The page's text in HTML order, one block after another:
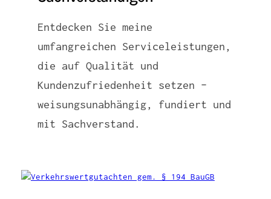
Entdecken Sie meine
umfangreichen Serviceleistungen,
die auf Qualität und
Kundenzufriedenheit setzen –
weisungsunabhängig, fundiert und
mit Sachverstand.